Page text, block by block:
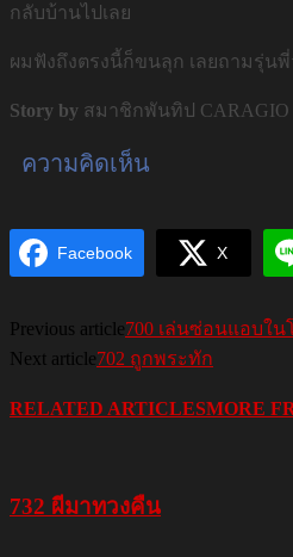
กลับบ้านไปเลย
ผมฟังถึงตรงนี้ก็ขนลุก เลยถามรุ่นพี่
Story by สมาชิกพันทิป CARAGIO
ความคิดเห็น
Facebook X
Previous article700 เล่นซ่อนแอบใน
Next article702 ถูกพระทัก
RELATED ARTICLESMORE
732 ผีมาทวงคืน